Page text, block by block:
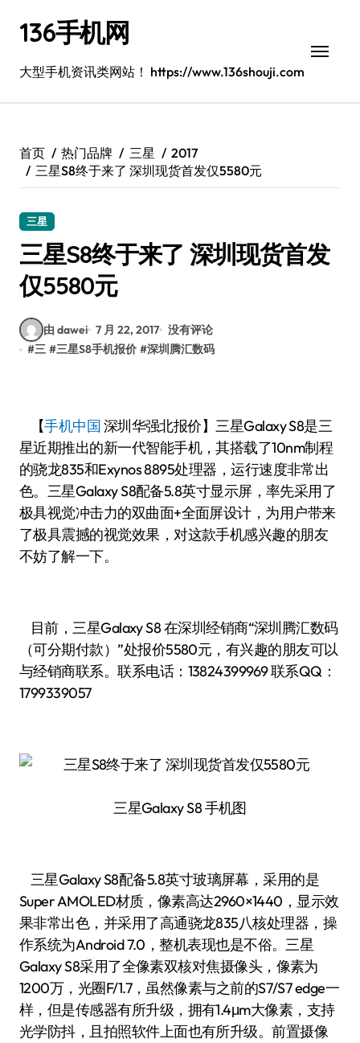
136手机网
大型手机资讯类网站！ https://www.136shouji.com
首页 热门品牌 三星
2017
三星S8终于来了 深圳现货首发仅5580元
三星
三星S8终于来了 深圳现货首发
仅5580元
由 dawei 7 月 22, 2017 没有评论
#三 #三星S8手机报价 #深圳腾汇数码
【手机中国深圳华强北报价】三星Galaxy S8是三
星近期推出的新一代智能手机，其搭载了10nm制程
的骁龙835和Exynos 8895处理器，运行速度非常出
色。三星Galaxy S8配备5.8英寸显示屏，率先采用了
极具视觉冲击力的双曲面+全面屏设计，为用户带来
了极具震撼的视觉效果，对这款手机感兴趣的朋友
不妨了解一下。
目前，三星Galaxy S8 在深圳经销商“深圳腾汇数码
（可分期付款）”处报价5580元，有兴趣的朋友可以
与经销商联系。联系电话：13824399969 联系QQ：
1799339057
三星Galaxy S8 手机图
三星Galaxy S8配备5.8英寸玻璃屏幕，采用的是
Super AMOLED材质，像素高达2960×1440，显示效
果非常出色，并采用了高通骁龙835八核处理器，操
作系统为Android 7.0，整机表现也是不俗。三星
Galaxy S8采用了全像素双核对焦摄像头，像素为
1200万，光圈F/1.7，虽然像素与之前的S7/S7 edge一
样，但是传感器有所升级，拥有1.4μm大像素，支持
光学防抖，且拍照软件上面也有所升级。前置摄像